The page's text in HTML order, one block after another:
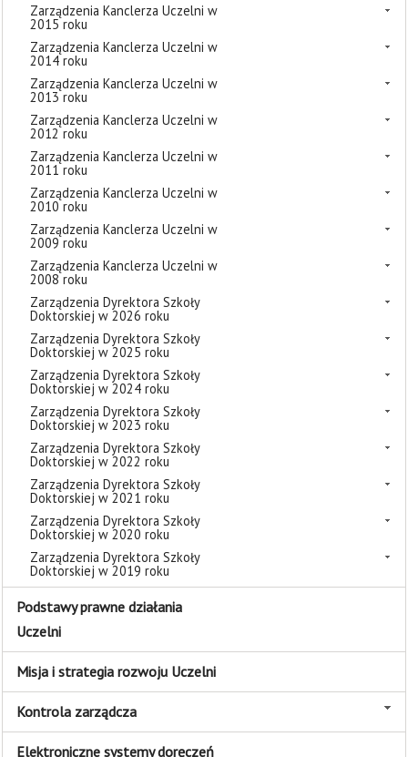
Zarządzenia Kanclerza Uczelni w
2015 roku
Zarządzenia Kanclerza Uczelni w
2014 roku
Zarządzenia Kanclerza Uczelni w
2013 roku
Zarządzenia Kanclerza Uczelni w
2012 roku
Zarządzenia Kanclerza Uczelni w
2011 roku
Zarządzenia Kanclerza Uczelni w
2010 roku
Zarządzenia Kanclerza Uczelni w
2009 roku
Zarządzenia Kanclerza Uczelni w
2008 roku
Zarządzenia Dyrektora Szkoły
Doktorskiej w 2026 roku
Zarządzenia Dyrektora Szkoły
Doktorskiej w 2025 roku
Zarządzenia Dyrektora Szkoły
Doktorskiej w 2024 roku
Zarządzenia Dyrektora Szkoły
Doktorskiej w 2023 roku
Zarządzenia Dyrektora Szkoły
Doktorskiej w 2022 roku
Zarządzenia Dyrektora Szkoły
Doktorskiej w 2021 roku
Zarządzenia Dyrektora Szkoły
Doktorskiej w 2020 roku
Zarządzenia Dyrektora Szkoły
Doktorskiej w 2019 roku
Podstawy prawne działania
Uczelni
Misja i strategia rozwoju Uczelni
Kontrola zarządcza
Elektroniczne systemy doręczeń